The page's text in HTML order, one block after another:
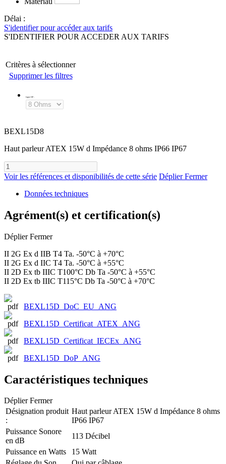
Délai :
S'identifier pour accéder aux tarifs
S'IDENTIFIER POUR ACCEDER AUX TARIFS
Critères à sélectionner
Supprimer les filtres
Ligne HP :
BEXL15D8
Haut parleur ATEX 15W d Impédance 8 ohms IP66 IP67
Voir les références et disponibilités de cette série Déplier Fermer
Données techniques
Agrément(s) et certification(s)
Déplier Fermer
II 2G Ex d IIB T4 Ta. -50°C à +70°C
II 2G Ex d IIC T4 Ta. -50°C à +55°C
II 2D Ex tb IIIC T100°C Db Ta -50°C à +55°C
II 2D Ex tb IIIC T115°C Db Ta -50°C à +70°C
BEXL15D_DoC_EU_ANG
BEXL15D_Certificat_ATEX_ANG
BEXL15D_Certificat_IECEx_ANG
BEXL15D_DoP_ANG
Caractéristiques techniques
Déplier Fermer
Désignation produit
:
Haut parleur ATEX 15W d Impédance 8 ohms
IP66 IP67
Puissance Sonore
en dB
113 Décibel
Puissance en Watts
15 Watt